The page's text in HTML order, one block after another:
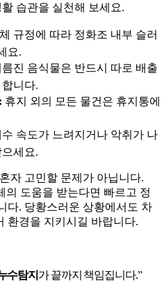
습관을 실천해 보세요.
규정에 따라 정화조 내부 슬러
요.
름진 음식물은 반드시 따로 배출
니다.
휴지 외의 모든 물건은 휴지통에
수 속도가 느려지거나 악취가 나
세요.
자 고민할 문제가 아닙니다.
의 도움을 받는다면 빠르고 정
다. 당황스러운 상황에서도 차
환경을 지키시길 바랍니다.
수탐지 가 끝까지 책임집니다.”